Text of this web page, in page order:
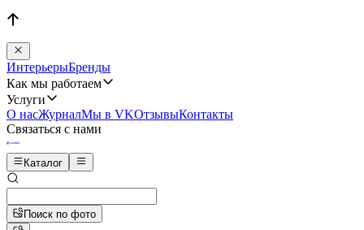
ИнтерьерыБренды
Как мы работаем
Услуги
О насЖурналМы в VKОтзывыКонтакты
Связаться с нами
Каталог
Поиск по фото